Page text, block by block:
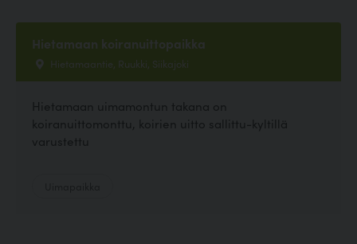
Hietamaan koiranuittopaikka
Hietamaantie, Ruukki, Siikajoki
Hietamaan uimamontun takana on
koiranuittomonttu, koirien uitto sallittu-kyltillä
varustettu